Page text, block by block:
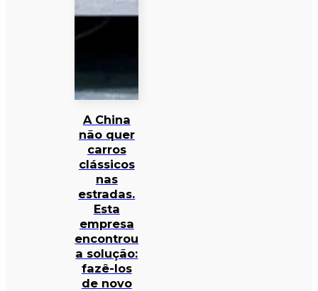
A China
não quer
carros
clássicos
nas
estradas.
Esta
empresa
encontrou
a solução:
fazê-los
de novo